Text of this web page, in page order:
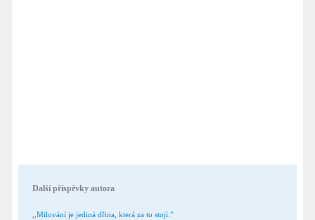
Další příspěvky autora
,,Milování je jediná dřina, která za to stojí."